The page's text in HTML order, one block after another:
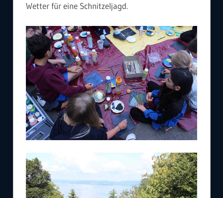
Wetter für eine Schnitzeljagd.